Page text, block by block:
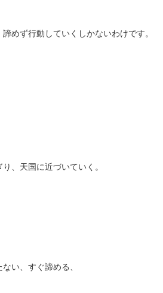
めず行動していくしかないわけです。
、天国に近づいていく。
い、すぐ諦める、